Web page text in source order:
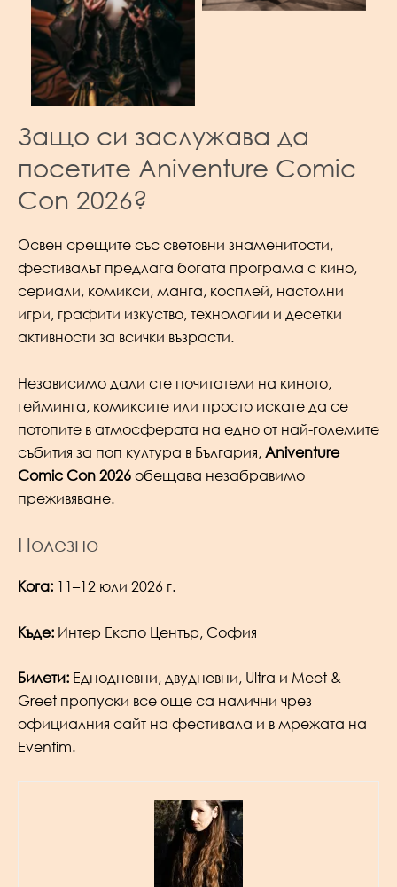
No Caption
Защо си заслужава да
посетите Aniventure Comic
Con 2026?
Освен срещите със световни знаменитости,
фестивалът предлага богата програма с кино,
сериали, комикси, манга, косплей, настолни
игри, графити изкуство, технологии и десетки
активности за всички възрасти.
Независимо дали сте почитатели на киното,
гейминга, комиксите или просто искате да се
потопите в атмосферата на едно от най-големите
събития за поп култура в България, Aniventure
Comic Con 2026 обещава незабравимо
преживяване.
Полезно
Кога: 11–12 юли 2026 г.
Къде: Интер Експо Център, София
Билети: Еднодневни, двудневни, Ultra и Meet &
Greet пропуски все още са налични чрез
официалния сайт на фестивала и в мрежата на
Eventim.